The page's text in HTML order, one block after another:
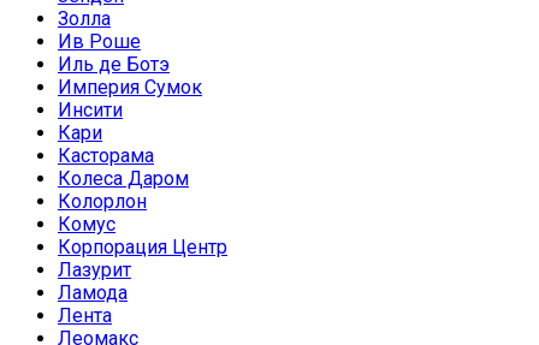
Золла
Ив Роше
Иль де Ботэ
Империя Сумок
Инсити
Кари
Касторама
Колеса Даром
Колорлон
Комус
Корпорация Центр
Лазурит
Ламода
Лента
Леомакс